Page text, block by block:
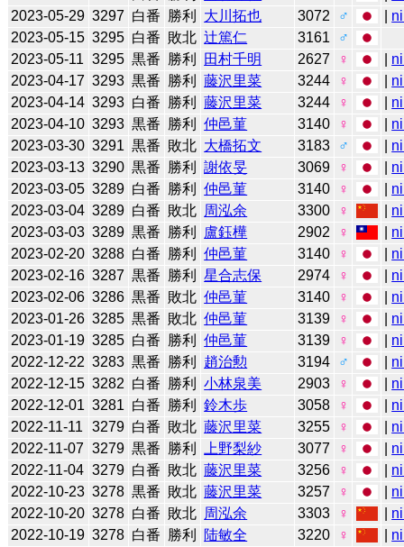
2023-05-29 3297 白番 勝利 大川拓也 3072 ♂
2023-05-15 3295 白番 敗北 辻󠄀篤仁 3161
♂
2023-05-11 3295 黒番 勝利 田村千明 2627 ♀
2023-04-17 3293 黒番 勝利 藤沢里菜 3244 ♀
2023-04-14 3293 白番 勝利 藤沢里菜 3244 ♀
2023-04-10 3293 黒番 勝利 仲邑菫 3140 ♀
2023-03-30 3291 黒番 敗北 大橋拓文 3183 ♂
2023-03-13 3290 黒番 勝利 謝依旻 3069 ♀
2023-03-05 3289 白番 勝利 仲邑菫 3140 ♀
2023-03-04 3289 白番 敗北 周泓余 3300 ♀
2023-03-03 3289 黒番 勝利 盧鈺樺 2902 ♀
2023-02-20 3288 白番 勝利 仲邑菫 3140 ♀
2023-02-16 3287 黒番 勝利 星合志保 2974 ♀
2023-02-06 3286 黒番 敗北 仲邑菫 3140 ♀
2023-01-26 3285 黒番 敗北 仲邑菫 3139 ♀
2023-01-19 3285 白番 勝利 仲邑菫 3139 ♀
2022-12-22 3283 黒番 勝利 趙治勲 3194 ♂
2022-12-15 3282 白番 勝利 小林泉美 2903 ♀
2022-12-01 3281 白番 勝利 鈴木歩 3058 ♀
2022-11-11
3279 白番 敗北 藤沢里菜 3255 ♀
2022-11-07 3279 黒番 勝利 上野梨紗 3077 ♀
2022-11-04 3279 白番 敗北 藤沢里菜 3256 ♀
2022-10-23 3278 黒番 敗北 藤沢里菜 3257 ♀
2022-10-20 3278 白番 敗北 周泓余 3303 ♀
2022-10-19 3278 白番 勝利 陆敏全 3220 ♀